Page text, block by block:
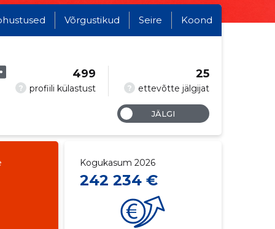
Võrgustikud Seire Koond
? profiili külastust
499
? ettevõtte jälgijat
25
JÄLGI
Kogukasum 2026
242 234 €